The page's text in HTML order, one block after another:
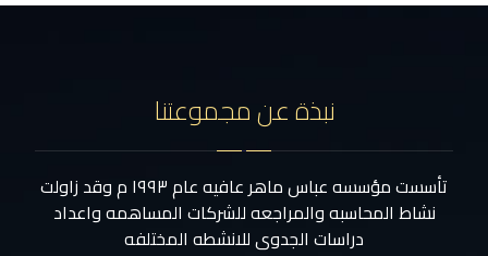
نبذة عن مجموعتنا
تأسست مؤسسه عباس ماهر عافيه عام ١٩٩٣ م وقد زاولت
نشاط المحاسبه والمراجعه للشركات المساهمه واعداد
دراسات الجدوى للانشطه المختلفه